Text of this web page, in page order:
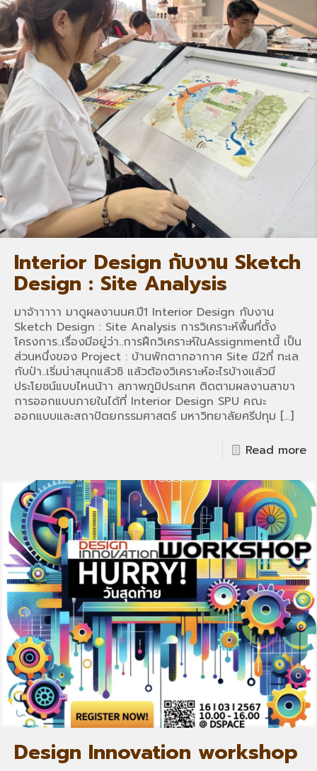
Interior Design กับงาน Sketch
Design : Site Analysis
มาจ้าาาาา มาดูผลงานนศ.ปี1 Interior Design กับงาน
Sketch Design : Site Analysis การวิเคราะห์พื้นที่ตั้ง
โครงการ..เรื่องมีอยู่ว่า..การฝึกวิเคราะห์ในAssignmentนี้ เป็น
ส่วนหนึ่งของ Project : บ้านพักตากอากาศ Site มี2ที่ ทะเล
กับป่า..เริ่มน่าสนุกแล้วซิ แล้วต้องวิเคราะห์อะไรบ้างแล้วมี
ประโยชน์แบบไหนน้าา สภาพภูมิประเทศ ติดตามผลงานสาขา
การออกแบบภายในได้ที่ Interior Design SPU คณะ
ออกแบบและสถาปัตยกรรมศาสตร์ มหาวิทยาลัยศรีปทุม […]
Read more
Design Innovation workshop